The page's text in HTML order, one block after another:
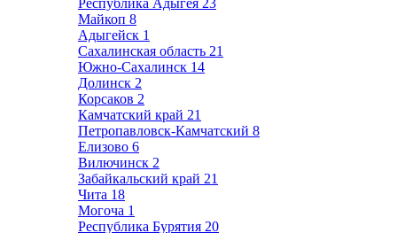
Республика Адыгея 23
Майкоп 8
Адыгейск 1
Сахалинская область 21
Южно-Сахалинск 14
Долинск 2
Корсаков 2
Камчатский край 21
Петропавловск-Камчатский 8
Елизово 6
Вилючинск 2
Забайкальский край 21
Чита 18
Могоча 1
Республика Бурятия 20